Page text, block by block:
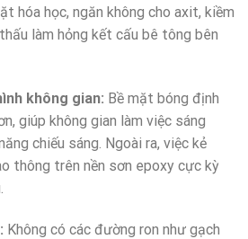
hóa học, ngăn không cho axit, kiềm
làm hỏng kết cấu bê tông bên
không gian: Bề mặt bóng định
giúp không gian làm việc sáng
chiếu sáng. Ngoài ra, việc kẻ
thông trên nền sơn epoxy cực kỳ
Không có các đường ron như gạch